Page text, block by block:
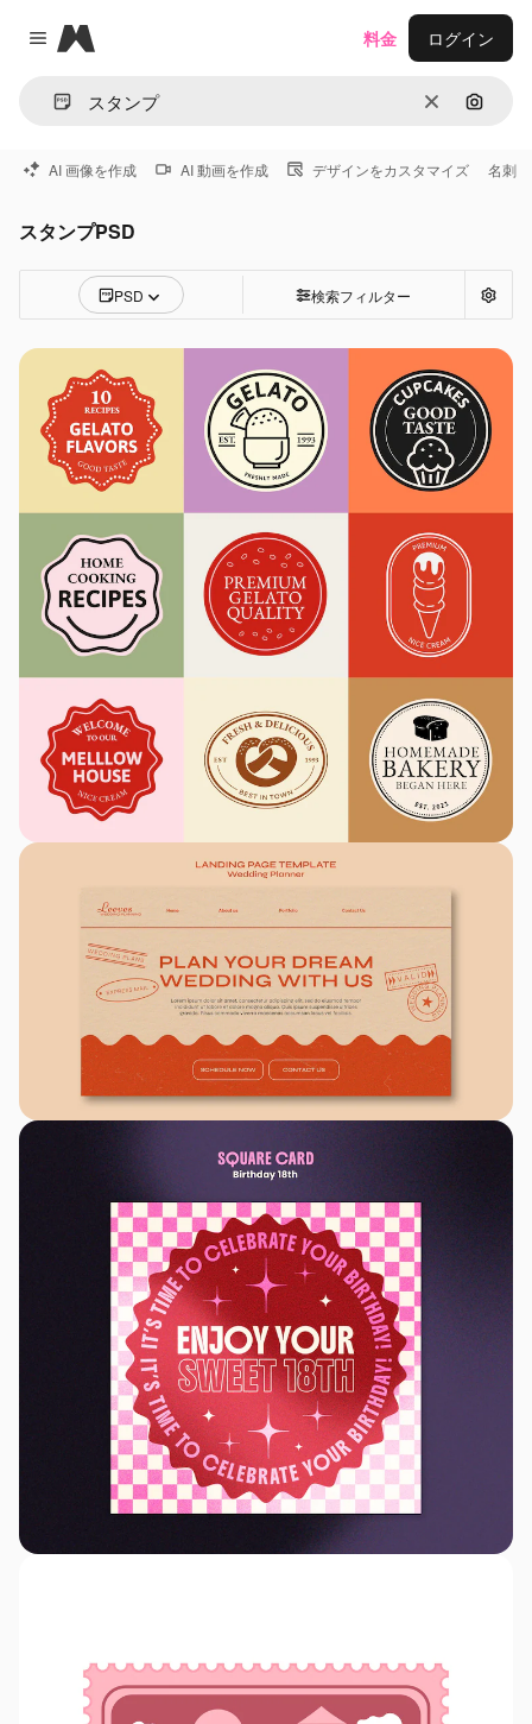
Close menu
Magnific
消去 画像で
料金 ログイン
AI 画像を作成 AI 動画を作成 デザインをカスタマイズ 名刺
スタンプPSD
PSD 検索フィルター